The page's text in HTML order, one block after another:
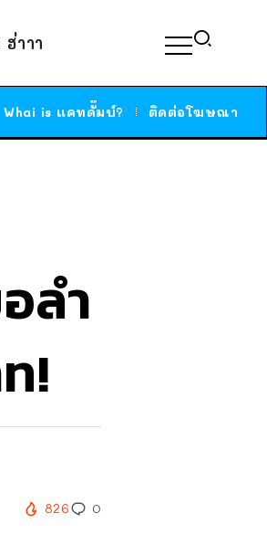
ฮ่าาา
Whai is แคทดั๊มบ์? ติดต่อโฆษณา
ลำ
!
826 0